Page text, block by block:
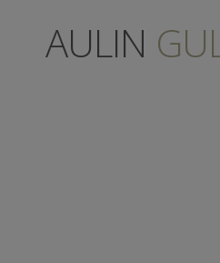
AULIN